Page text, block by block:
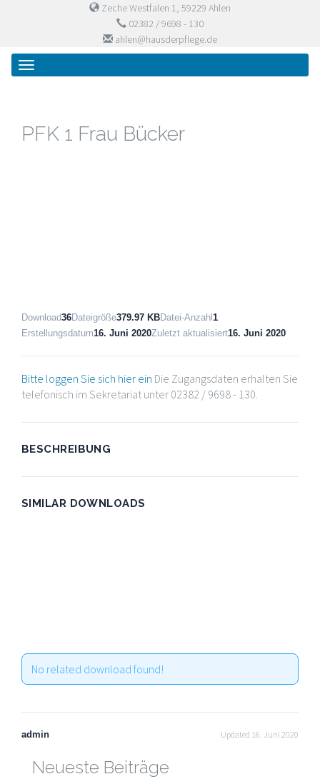
Zeche Westfalen 1, 59229 Ahlen
02382 / 9698 - 130
ahlen@hausderpflege.de
Primary
Menu
Skip
Haus der Pflege
PFK 1 Frau Bücker
Download36Dateigröße379.97 KBDatei-Anzahl 1
Erstellungsdatum16. Juni 2020Zuletzt aktualisiert16. Juni 2020
Bitte loggen Sie sich hier ein Die Zugangsdaten erhalten Sie
telefonisch im Sekretariat unter 02382 / 9698 - 130.
BESCHREIBUNG
SIMILAR DOWNLOADS
No related download found!
admin Updated 16. Juni 2020
Neueste Beiträge